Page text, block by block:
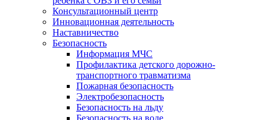
Консультационный центр
Инновационная деятельность
Наставничество
Безопасность
Информация МЧС
Профилактика детского дорожно-
транспортного травматизма
Пожарная безопасность
Электробезопасность
Безопасность на льду
Безопасность на воде